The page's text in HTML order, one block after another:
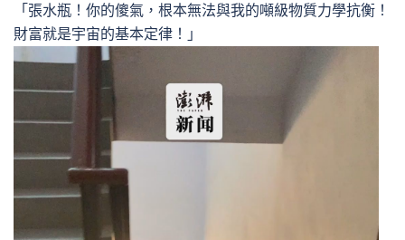
「張水瓶！你的傻氣，根本無法與我的噸級物質力學抗衡！
財富就是宇宙的基本定律！」